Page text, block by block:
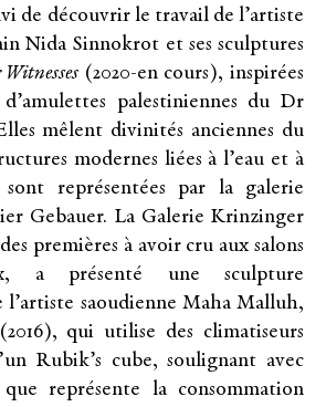
de découvrir le travail de l’artiste
Nida Sinnokrot et ses sculptures
Witnesses(2020-en cours), inspirées
palestiniennes du Dr
mêlent divinités anciennes du
modernes liées à l’eau et à
représentées par la galerie
Gebauer. La Galerie Krinzinger
premières à avoir cru aux salons
a présenté une sculpture
l’artiste saoudienne Maha Malluh,
qui utilise des climatiseurs
Rubik’s cube, soulignant avec
représente la consommation